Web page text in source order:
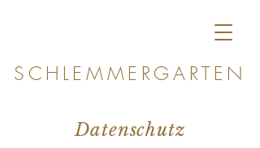
SCHLEMMERGARTEN
Datenschutz